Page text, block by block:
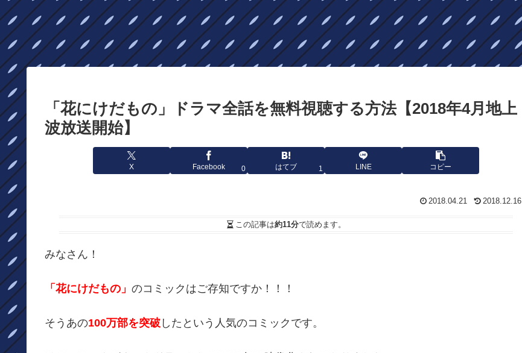
「花にけだもの」ドラマ全話を無料視聴する方法【2018年4月地上
波放送開始】
X Facebook 0 はてブ 1 LINE コピー
2018.04.21 2018.12.16
この記事は約11分で読めます。
みなさん！
「花にけだもの」 のコミックはご存知ですか！！！
そうあの100万部を突破 したという人気のコミックです。